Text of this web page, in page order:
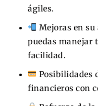
ágiles.
Mejoras en
puedas manejar
facilidad.
Posibilidades
financieros con